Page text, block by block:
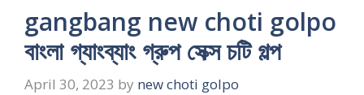
gangbang new choti golpo
বাংলা গ্যাংব্যাং গ্রুপ সেক্স চটি গল্প
April 30, 2023 by new choti golpo